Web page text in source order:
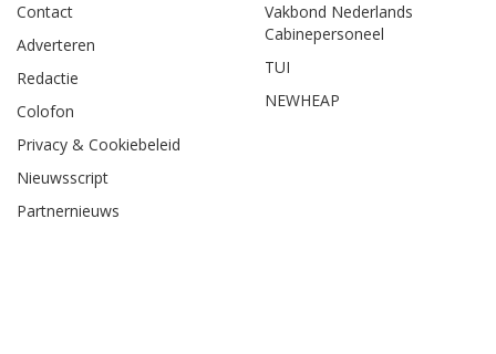
Contact
Adverteren
Redactie
Colofon
Privacy & Cookiebeleid
Nieuwsscript
Partnernieuws
Vakbond Nederlands
Cabinepersoneel
TUI
NEWHEAP